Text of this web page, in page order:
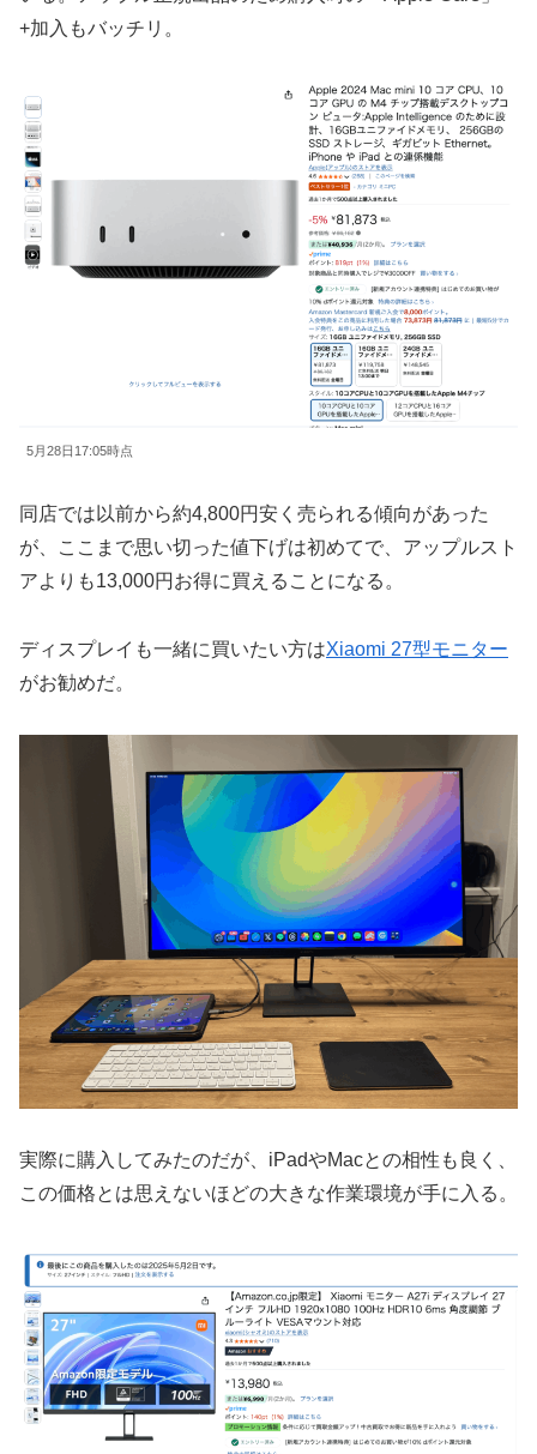
+加入もバッチリ。
5月28日17:05時点
同店では以前から約4,800円安く売られる傾向があった
が、ここまで思い切った値下げは初めてで、アップルスト
アよりも13,000円お得に買えることになる。
ディスプレイも一緒に買いたい方はXiaomi 27型モニター
がお勧めだ。
実際に購入してみたのだが、iPadやMacとの相性も良く、
この価格とは思えないほどの大きな作業環境が手に入る。